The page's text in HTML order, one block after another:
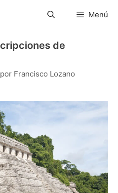
Menú
de
por Francisco Lozano